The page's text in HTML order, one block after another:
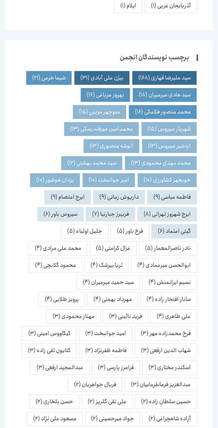
آذربایجان غربی(1) ایلام(1)
برچسب نویسندگان انجمن
سید علیرضا قهاری(168) بیژن علی آبادی(31) شیما خرمی(21)
سید هادی میرمیران(18) بهروز مرباغی(16)
محمد منصور فلامکی(16) منوچهر مزینی(15)
شهریار سیروس(15) محمدامین میرفندرسکی(13)
اردشیر سیروس(13) انوشه منصوری(13)
محمد مهدی محمودی(13) سید محمد بهشتی(12)
خوبچهر کشاورزی(10) امیر جوانبخت(10) یزدان هوشور(10)
فاطمه عباسی(9) داریوش زمانی(9) ایرج اعتصام(9)
ایرج شهروز تهرانی(8) فریبرز جبارنیا(7) سیروس باور (6)
گیتی اعتماد(6) فرخ باور (5) جلیل اولیاء(5)
نادر ناصرالمعمار(5) غزال کرامتی(5) محمد علی مرادی(4)
ابوالحسن میرعمادی(4) ثریا بیرشک(4) محمود گلابچی(4)
نسیم ایرانمنش(4) سید حمید میرمیران(4)
ساناز افتخار زاده(4) مهرداد بهمنی(4) پرویز طلایی(4)
علی طاهری(4) فرید نائینی(3) مهناز محمودی(3)
فرخ محمدزاده مهر (3) امید جوانبخت(3) کیکاووس امینی(3)
شهاب الدین ارفعی(3) فاطمه ظفرنژاد(3) کتایون تقی زاده(3)
اسكندر مختاری(3) فرامرز پارسی(3) عبدالمجید ارفعی(3)
عبدالعزیز فرمانفرماییان(3) فریال جواهریان(2)
حسین سلطان زاده(2) علی نقی گلریز(2) حسن بلخاری(2)
آزاده شاهچراغی(2) جواد میرحسینی(2) مسعود علی نژاد (2)